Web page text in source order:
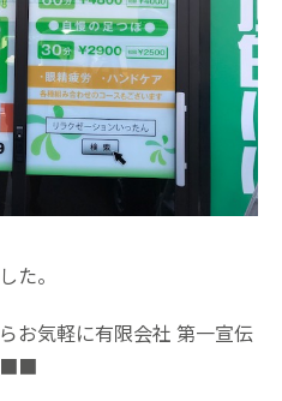
た。
気軽に有限会社 第一宣伝